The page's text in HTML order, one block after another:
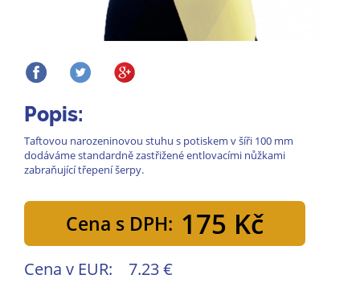
Popis:
Taftovou narozeninovou stuhu s potiskem v šíři 100 mm
dodáváme standardně zastřižené entlovacími nůžkami
zabraňující třepení šerpy.
Cena s DPH: 175 Kč
Cena v EUR: 7.23 €